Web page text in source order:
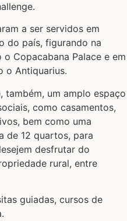
a ser servidos em
do país, figurando na
Copacabana Palace e em
o Antiquarius.
também, um amplo espaço
como casamentos,
bem como uma
de 12 quartos, para
desfrutar do
rural, entre
guiadas, cursos de